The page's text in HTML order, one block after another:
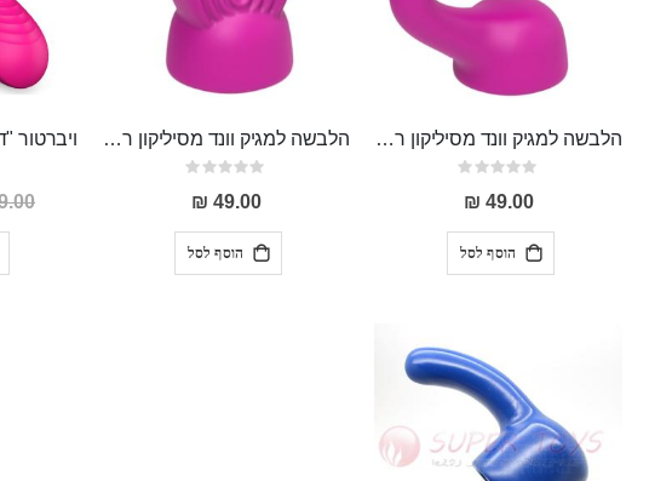
הלבשה למגיק וונד מסיליקון רפואי מתאימה לראש של עד 5 סמ
Rating:
49.00 ₪
הוסף לסל
הלבשה למגיק וונד מסיליקון רפואי לגירוי חיצוני מענג ,מתאימה למגיק וונד עם ראש עד 5 ס"מ
Rating:
49.00 ₪
הוסף לסל
₪